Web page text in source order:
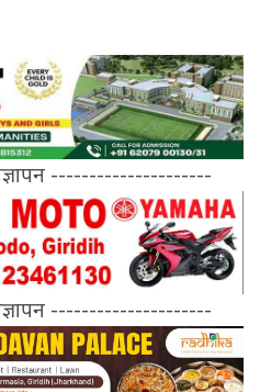
---------------------
---------------------